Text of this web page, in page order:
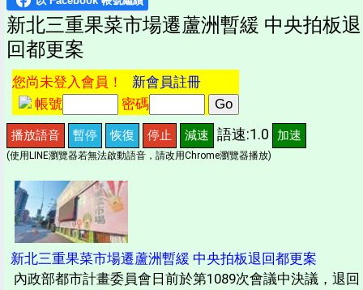
新北三重果菜市場遷蘆洲暫緩 中央拍板退
回都更案
您尚未登入會員！ 新會員註冊
帳號
密碼
播放語音 暫停 恢復 停止 減速 語速:1.0 加速
(使用LINE瀏覽器若無法啟動語音，請改用Chrome瀏覽器播放)
新北三重果菜市場遷蘆洲暫緩 中央拍板退回都更案
內政部都市計畫委員會日前於第1089次會議中決議，退回